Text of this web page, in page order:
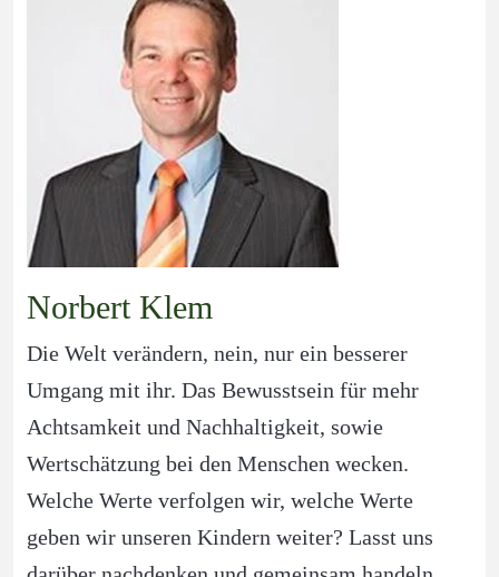
Norbert Klem
Die Welt verändern, nein, nur ein besserer
Umgang mit ihr. Das Bewusstsein für mehr
Achtsamkeit und Nachhaltigkeit, sowie
Wertschätzung bei den Menschen wecken.
Welche Werte verfolgen wir, welche Werte
geben wir unseren Kindern weiter? Lasst uns